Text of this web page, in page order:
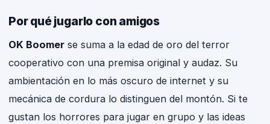
Por qué jugarlo con amigos
OK Boomer se suma a la edad de oro del terror
cooperativo con una premisa original y audaz. Su
ambientación en lo más oscuro de internet y su
mecánica de cordura lo distinguen del montón. Si te
gustan los horrores para jugar en grupo y las ideas